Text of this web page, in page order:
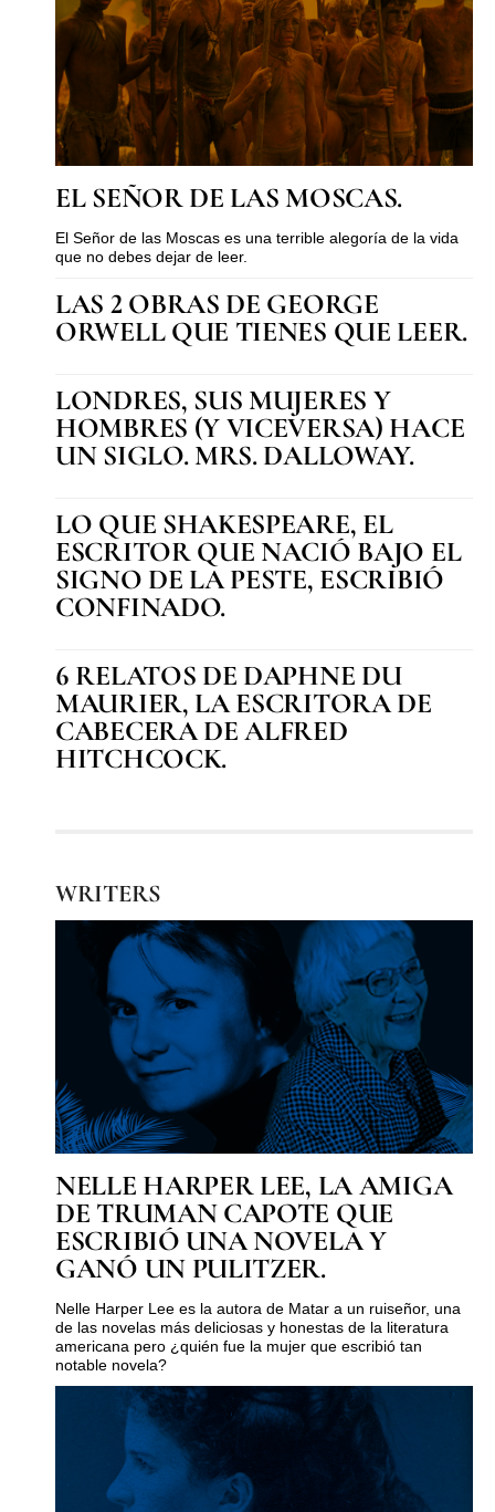
EL SEÑOR DE LAS MOSCAS.
El Señor de las Moscas es una terrible alegoría de la vida
que no debes dejar de leer.
LAS 2 OBRAS DE GEORGE
ORWELL QUE TIENES QUE LEER.
LONDRES, SUS MUJERES Y
HOMBRES (Y VICEVERSA) HACE
UN SIGLO. MRS. DALLOWAY.
LO QUE SHAKESPEARE, EL
ESCRITOR QUE NACIÓ BAJO EL
SIGNO DE LA PESTE, ESCRIBIÓ
CONFINADO.
6 RELATOS DE DAPHNE DU
MAURIER, LA ESCRITORA DE
CABECERA DE ALFRED
HITCHCOCK.
WRITERS
NELLE HARPER LEE, LA AMIGA
DE TRUMAN CAPOTE QUE
ESCRIBIÓ UNA NOVELA Y
GANÓ UN PULITZER.
Nelle Harper Lee es la autora de Matar a un ruiseñor, una
de las novelas más deliciosas y honestas de la literatura
americana pero ¿quién fue la mujer que escribió tan
notable novela?